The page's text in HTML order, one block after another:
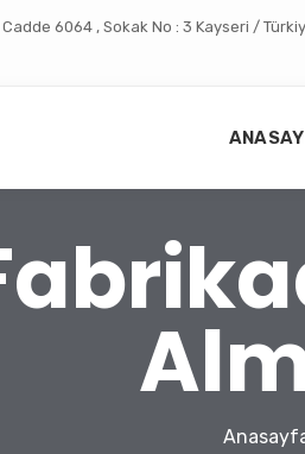
6064 , Sokak No : 3 Kayseri /